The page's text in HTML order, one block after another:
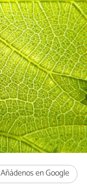
Añádenos en Google